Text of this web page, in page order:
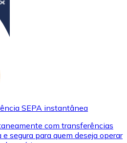
SEPA instantânea
com transferências
segura para quem deseja operar